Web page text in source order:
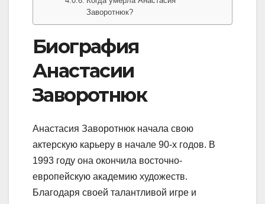
Заворотнюк?
Биография
Анастасии
Заворотнюк
Анастасия Заворотнюк начала свою
актерскую карьеру в начале 90-х годов. В
1993 году она окончила восточно-
европейскую академию художеств.
Благодаря своей талантливой игре и